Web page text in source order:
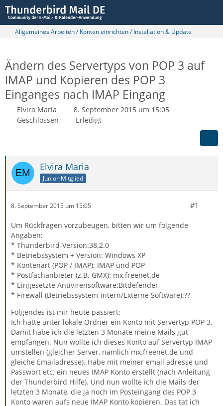
Allgemeines Arbeiten / Konten einrichten / Installation & Update
Ändern des Servertyps von POP 3 auf
IMAP und Kopieren des POP 3
Einganges nach IMAP Eingang
Elvira Maria
8. September 2015 um 15:05
Geschlossen
Erledigt
Elvira Maria
Junior-Mitglied
8. September 2015 um 15:05 #1
Um Rückfragen vorzubeugen, bitten wir um folgende
Angaben:
* Thunderbird-Version:38.2.0
* Betriebssystem + Version: Windows XP
* Kontenart (POP / IMAP): IMAP und POP
* Postfachanbieter (z.B. GMX): mx.freenet.de
* Eingesetzte Antivirensoftware:Bitdefender
* Firewall (Betriebssystem-intern/Externe Software):??
Folgendes ist mir heute passiert:
Ich hatte unter lokale Ordner ein Konto mit Servertyp POP 3.
Damit habe ich die letzten 3 Monate meine Mails gut
empfangen. Nun wollte ich dieses Konto auf Servertyp IMAP
umstellen (gleicher Server, nämlich mx.freenet.de und
gleiche Emailadresse). Habe mit meiner email adresse und
Passwort etc. ein neues IMAP Konto erstellt (nach Anleitung
der Thunderbird Hilfe). Und nun wollte ich die Mails der
letzten 3 Monate, die ja noch im Posteingang des POP 3
Konto waren aufs neue IMAP Konto kopieren. Das tat ich